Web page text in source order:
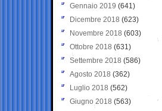
Gennaio 2019 (641)
Dicembre 2018 (623)
Novembre 2018 (603)
Ottobre 2018 (631)
Settembre 2018 (586)
Agosto 2018 (362)
Luglio 2018 (562)
Giugno 2018 (563)